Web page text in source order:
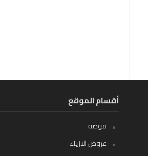
أقسام الموقع
موضة
عروض الازياء